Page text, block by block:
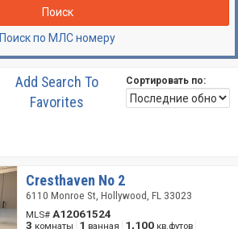
Поиск
Поиск по МЛС номеру
Add Search To
Favorites
Сортировать по:
Cresthaven No 2
6110 Monroe St, Hollywood, FL 33023
MLS#A12061524
3 комнаты 1 ванная 1,100 кв.футов